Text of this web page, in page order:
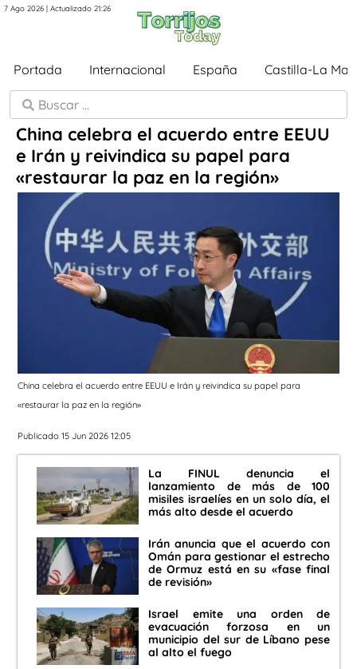
7 Ago 2026 | Actualizado 21:26
Portada Internacional España Castilla-La
China celebra el acuerdo entre EEUU
e Irán y reivindica su papel para
«restaurar la paz en la región»
China celebra el acuerdo entre EEUU e Irán y reivindica su papel para
«restaurar la paz en la región»
Publicado 15 Jun 2026 12:05
La FINUL denuncia el
lanzamiento de más de 100
misiles israelíes en un solo día, el
más alto desde el acuerdo
Irán anuncia que el acuerdo con
Omán para gestionar el estrecho
de Ormuz está en su «fase final
de revisión»
Israel emite una orden de
evacuación forzosa en un
municipio del sur de Líbano pese
al alto el fuego